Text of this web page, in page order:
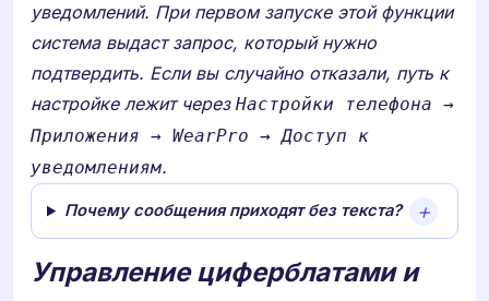
уведомлений. При первом запуске этой функции
система выдаст запрос, который нужно
подтвердить. Если вы случайно отказали, путь к
настройке лежит через Настройки телефона →
Приложения → WearPro → Доступ к
уведомлениям.
Почему сообщения приходят без текста?
Управление циферблатами и